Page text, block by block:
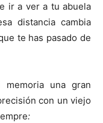
ir a ver a tu abuela
distancia cambia
te has pasado de
una gran
con un viejo
: